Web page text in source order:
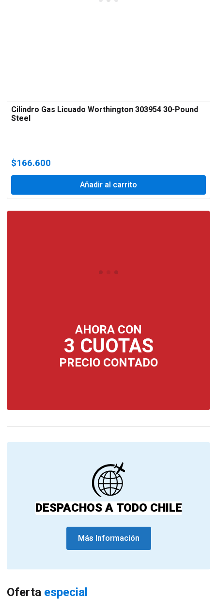
AHORA CON
3 CUOTAS
PRECIO CONTADO
DESPACHOS A TODO CHILE
Más Información
Oferta especial
Cilindro Gas Licuado Worthington 303954 30-Pound
Steel
$166.600
Añadir al carrito